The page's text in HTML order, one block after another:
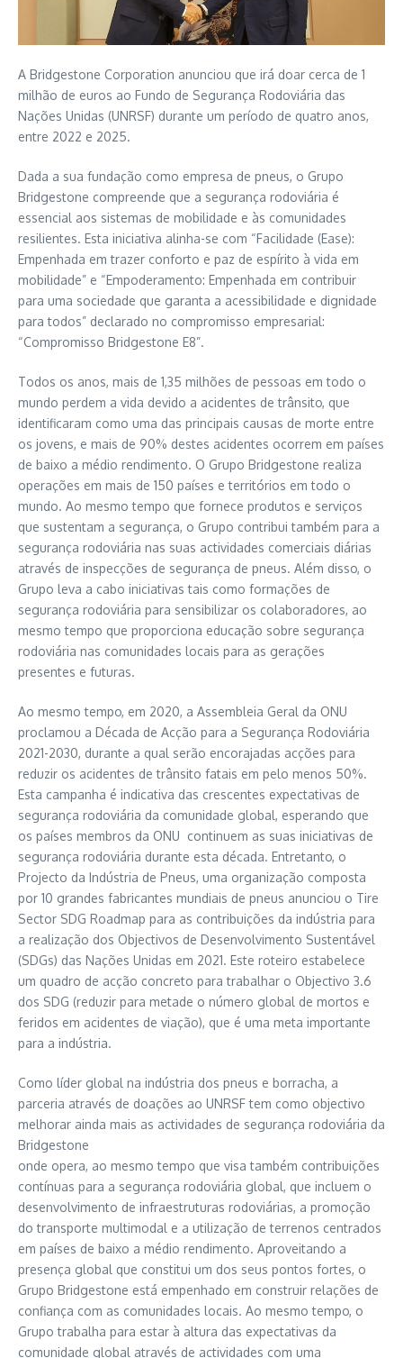
A Bridgestone Corporation anunciou que irá doar cerca de 1
milhão de euros ao Fundo de Segurança Rodoviária das
Nações Unidas (UNRSF) durante um período de quatro anos,
entre 2022 e 2025.
Dada a sua fundação como empresa de pneus, o Grupo
Bridgestone compreende que a segurança rodoviária é
essencial aos sistemas de mobilidade e às comunidades
resilientes. Esta iniciativa alinha-se com “Facilidade (Ease):
Empenhada em trazer conforto e paz de espírito à vida em
mobilidade” e “Empoderamento: Empenhada em contribuir
para uma sociedade que garanta a acessibilidade e dignidade
para todos” declarado no compromisso empresarial:
“Compromisso Bridgestone E8”.
Todos os anos, mais de 1,35 milhões de pessoas em todo o
mundo perdem a vida devido a acidentes de trânsito, que
identificaram como uma das principais causas de morte entre
os jovens, e mais de 90% destes acidentes ocorrem em países
de baixo a médio rendimento. O Grupo Bridgestone realiza
operações em mais de 150 países e territórios em todo o
mundo. Ao mesmo tempo que fornece produtos e serviços
que sustentam a segurança, o Grupo contribui também para a
segurança rodoviária nas suas actividades comerciais diárias
através de inspecções de segurança de pneus. Além disso, o
Grupo leva a cabo iniciativas tais como formações de
segurança rodoviária para sensibilizar os colaboradores, ao
mesmo tempo que proporciona educação sobre segurança
rodoviária nas comunidades locais para as gerações
presentes e futuras.
Ao mesmo tempo, em 2020, a Assembleia Geral da ONU
proclamou a Década de Acção para a Segurança Rodoviária
2021-2030, durante a qual serão encorajadas acções para
reduzir os acidentes de trânsito fatais em pelo menos 50%.
Esta campanha é indicativa das crescentes expectativas de
segurança rodoviária da comunidade global, esperando que
os países membros da ONU continuem as suas iniciativas de
segurança rodoviária durante esta década. Entretanto, o
Projecto da Indústria de Pneus, uma organização composta
por 10 grandes fabricantes mundiais de pneus anunciou o Tire
Sector SDG Roadmap para as contribuições da indústria para
a realização dos Objectivos de Desenvolvimento Sustentável
(SDGs) das Nações Unidas em 2021. Este roteiro estabelece
um quadro de acção concreto para trabalhar o Objectivo 3.6
dos SDG (reduzir para metade o número global de mortos e
feridos em acidentes de viação), que é uma meta importante
para a indústria.
Como líder global na indústria dos pneus e borracha, a
parceria através de doações ao UNRSF tem como objectivo
melhorar ainda mais as actividades de segurança rodoviária da
Bridgestone
onde opera, ao mesmo tempo que visa também contribuições
contínuas para a segurança rodoviária global, que incluem o
desenvolvimento de infraestruturas rodoviárias, a promoção
do transporte multimodal e a utilização de terrenos centrados
em países de baixo a médio rendimento. Aproveitando a
presença global que constitui um dos seus pontos fortes, o
Grupo Bridgestone está empenhado em construir relações de
confiança com as comunidades locais. Ao mesmo tempo, o
Grupo trabalha para estar à altura das expectativas da
comunidade global através de actividades com uma